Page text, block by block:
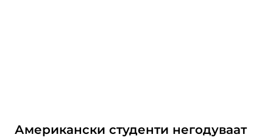
Американски студенти негодуваат